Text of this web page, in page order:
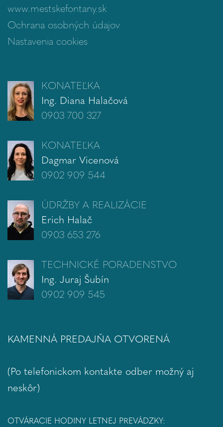
www.mestskefontany.sk
Ochrana osobných údajov
Nastavenia cookies
KONATEĽKA
Ing. Diana Halačová
0903 700 327
KONATEĽKA
Dagmar Vicenová
0902 909 544
ÚDRŽBY A REALIZÁCIE
Erich Halač
0903 653 276
TECHNICKÉ PORADENSTVO
Ing. Juraj Šubín
0902 909 545
KAMENNÁ PREDAJŇA OTVORENÁ
(Po telefonickom kontakte odber možný aj
neskôr)
OTVÁRACIE HODINY LETNEJ PREVÁDZKY: